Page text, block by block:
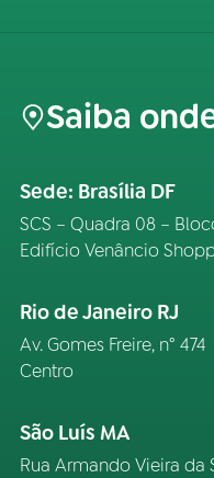
Saiba
Sede: Brasília DF
SCS – Quadra 08 –
Edifício Venâncio
Rio de Janeiro RJ
Av. Gomes Freire, n° 474
Centro
São Luís MA
Rua Armando Vieira da